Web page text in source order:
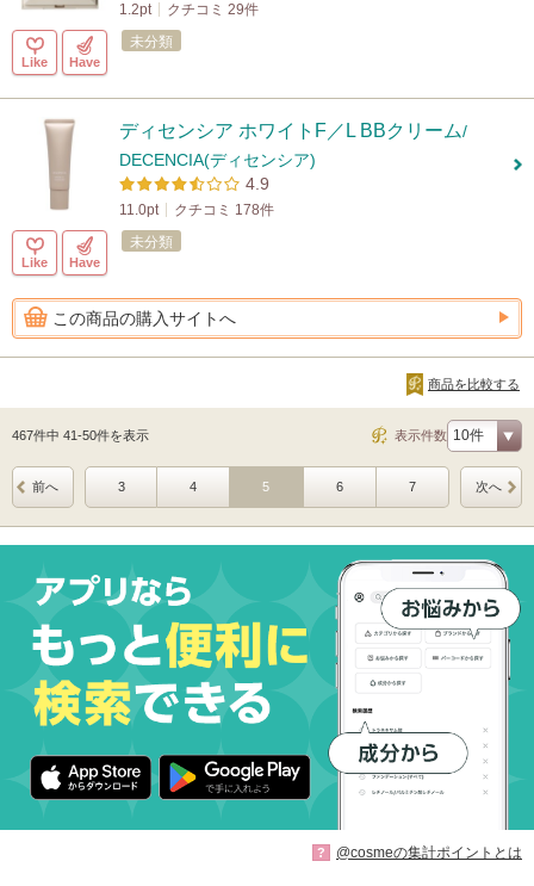
1.2pt クチコミ 29件
Like Have
未分類
ディセンシア ホワイトF／L BBクリーム/
DECENCIA(ディセンシア)
4.9
11.0pt クチコミ 178件
Like Have
未分類
この商品の購入サイトへ
商品を比較する
467件中 41-50件を表示 表示件数
3 4 5 6 7
前へ 次へ
? @cosmeの集計ポイントとは